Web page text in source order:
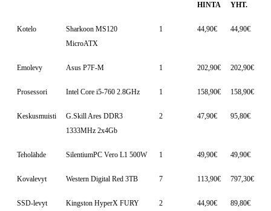
HINTA
YHT.
Kotelo
Sharkoon MS120
MicroATX
1 44,90€ 44,90€
Emolevy Asus P7F-M 1 202,90€ 202,90€
Prosessori Intel Core i5-760 2.8GHz 1 158,90€ 158,90€
Keskusmuisti
G.Skill Ares DDR3
1333MHz 2x4Gb
2 47,90€ 95,80€
Teholähde SilentiumPC Vero L1 500W 1 49,90€ 49,90€
Kovalevyt Western Digital Red 3TB 7 113,90€ 797,30€
SSD-levyt
Kingston HyperX FURY
2 44,90€ 89,80€